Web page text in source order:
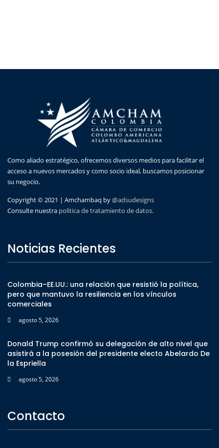
Como aliado estratégico, ofrecemos diversos medios para facilitar el
acceso a nuevos mercados y como socio ideal, buscamos posicionar
su negocio.
Copyright © 2021 | Amchambaq by@adsudesigns
Consulte nuestra politica de tratamiento de datos.
Noticias Recientes
Colombia–EE.UU.: una relación que resistió la política,
pero que mantuvo la resiliencia en los vínculos
comerciales
agosto 5, 2026
Donald Trump confirmó su delegación de alto nivel que
asistirá a la posesión del presidente electo Abelardo De
la Espriella
agosto 5, 2026
Contacto